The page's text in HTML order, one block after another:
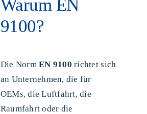
Warum EN
9100?
Die NormEN 9100 richtet sich
an Unternehmen, die für
OEMs, die Luftfahrt, die
Raumfahrt oder die